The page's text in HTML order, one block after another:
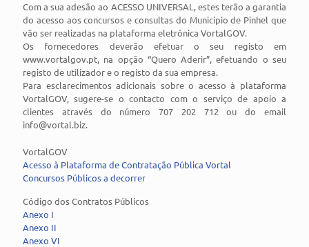
Com a sua adesão ao ACESSO UNIVERSAL, estes terão a garantia
do acesso aos concursos e consultas do Município de Pinhel que
vão ser realizadas na plataforma eletrónica VortalGOV.
Os fornecedores deverão efetuar o seu registo em
www.vortalgov.pt, na opção “Quero Aderir”, efetuando o seu
registo de utilizador e o registo da sua empresa.
Para esclarecimentos adicionais sobre o acesso à plataforma
VortalGOV, sugere-se o contacto com o serviço de apoio a
clientes através do número 707 202 712 ou do email
info@vortal.biz.
VortalGOV
Acesso à Plataforma de Contratação Pública Vortal
Concursos Públicos a decorrer
Código dos Contratos Públicos
Anexo I
Anexo II
Anexo VI